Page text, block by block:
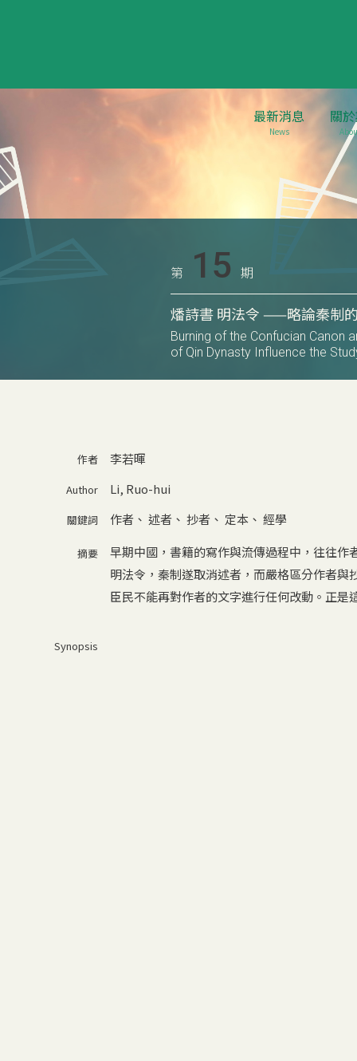
最新消息
News
關
第 15 期
燔詩書 明法令 ——略論秦制
Burning of the Confucian Canon
of Qin Dynasty Influence the
作者 李若暉
Author Li, Ruo-hui
關鍵詞 作者、 述者、 抄者、 定本、 經學
摘要
早期中國，書籍的寫作與流傳過程中，往往
明法令，秦制遂取消述者，而嚴格區分作者
臣民不能再對作者的文字進行任何改動。正
Synopsis